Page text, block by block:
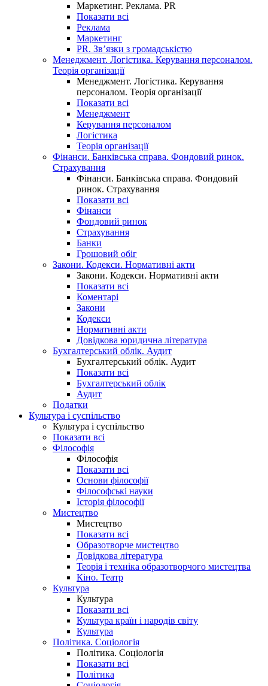
Маркетинг. Реклама. PR
Показати всі
Реклама
Маркетинг
PR. Зв’язки з громадськістю
Менеджмент. Логістика. Керування персоналом.
Теорія організації
Менеджмент. Логістика. Керування
персоналом. Теорія організації
Показати всі
Менеджмент
Керування персоналом
Логістика
Теорія організації
Фінанси. Банківська справа. Фондовий ринок.
Страхування
Фінанси. Банківська справа. Фондовий
ринок. Страхування
Показати всі
Фінанси
Фондовий ринок
Страхування
Банки
Грошовий обіг
Закони. Кодекси. Нормативні акти
Закони. Кодекси. Нормативні акти
Показати всі
Коментарі
Закони
Кодекси
Нормативні акти
Довідкова юридична література
Бухгалтерський облік. Аудит
Бухгалтерський облік. Аудит
Показати всі
Бухгалтерський облік
Аудит
Податки
Культура і суспільство
Культура і суспільство
Показати всі
Філософія
Філософія
Показати всі
Основи філософії
Філософські науки
Історія філософії
Мистецтво
Мистецтво
Показати всі
Образотворче мистецтво
Довідкова література
Теорія і техніка образотворчого мистецтва
Кіно. Театр
Культура
Культура
Показати всі
Культура країн і народів світу
Культура
Політика. Соціологія
Політика. Соціологія
Показати всі
Політика